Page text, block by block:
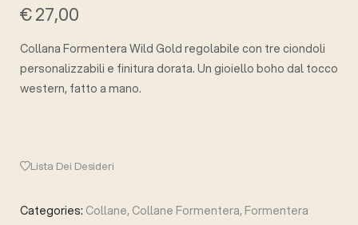
€27,00
Collana Formentera Wild Gold regolabile con tre ciondoli
personalizzabili e finitura dorata. Un gioiello boho dal tocco
western, fatto a mano.
Lista Dei Desideri
Categories: Collane, Collane Formentera, Formentera